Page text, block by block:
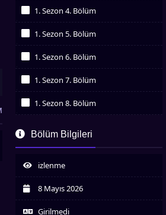
1. Sezon 4. Bölüm
1. Sezon 5. Bölüm
1. Sezon 6. Bölüm
1. Sezon 7. Bölüm
1. Sezon 8. Bölüm
İzledim
İzledim
1. Sezon 10. Bölüm
İzledim
İzledim
1. Sezon 12. Bölüm
Bölüm Bilgileri
izlenme
8 Mayıs 2026
Girilmedi